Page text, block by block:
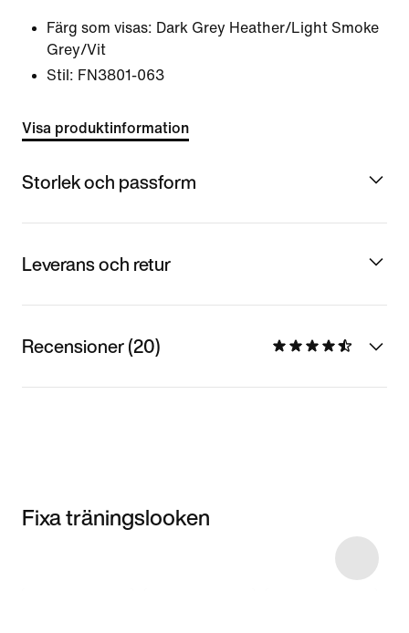
Färg som visas: Dark Grey Heather/Light Smoke
Grey/Vit
Stil: FN3801-063
Visa produktinformation
Storlek och passform
Leverans och retur
Recensioner (20)
Fixa träningslooken